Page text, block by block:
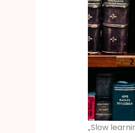
„Slow